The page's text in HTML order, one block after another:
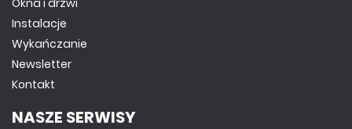
Instalacje
Wykańczanie
Newsletter
Kontakt
NASZE SERWISY